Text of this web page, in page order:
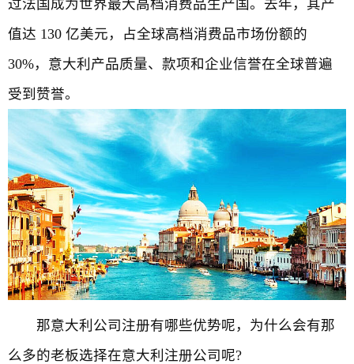
过法国成为世界最大高档消费品生产国。去年，其产
值达 130 亿美元，占全球高档消费品市场份额的
30%，意大利产品质量、款项和企业信誉在全球普遍
受到赞誉。
那意大利公司注册有哪些优势呢，为什么会有那
么多的老板选择在意大利注册公司呢?